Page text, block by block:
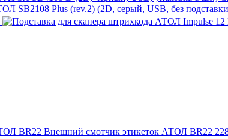
Внешний смотчик этикеток АТОЛ BR22